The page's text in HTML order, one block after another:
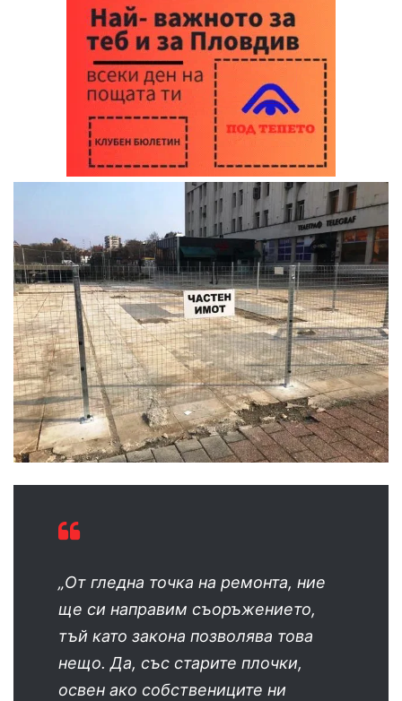
„От гледна точка на ремонта, ние
ще си направим съоръжението,
тъй като закона позволява това
нещо. Да, със старите плочки,
освен ако собствениците ни